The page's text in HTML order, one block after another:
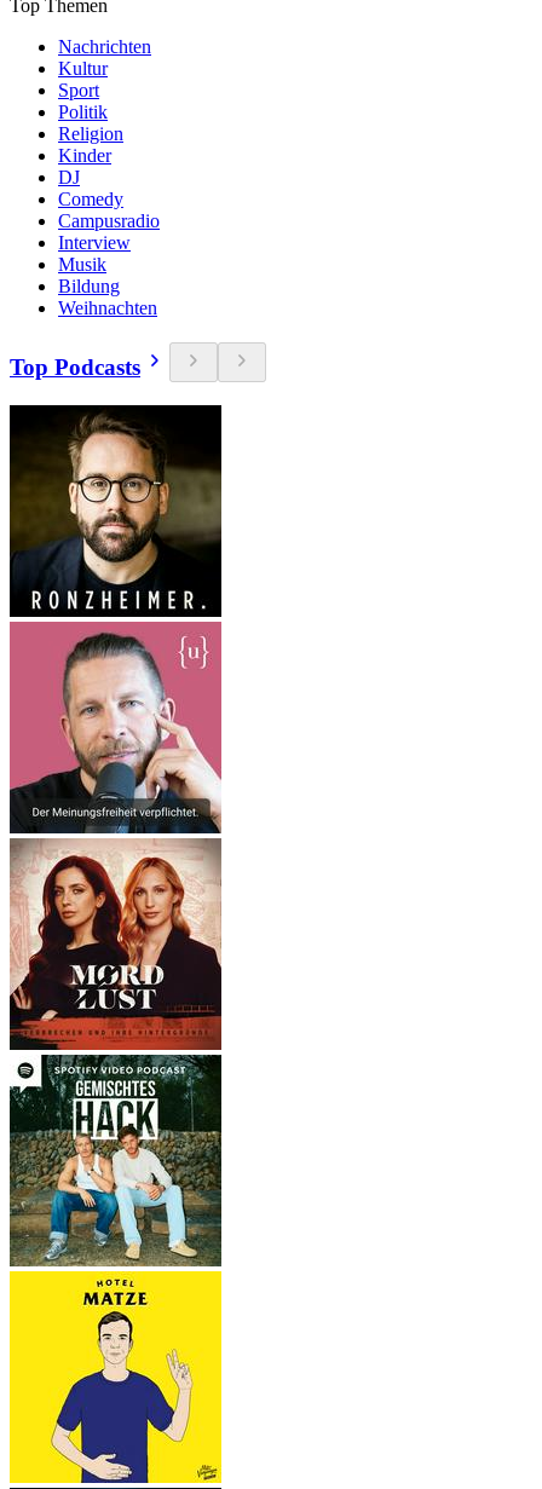
Top Themen
Nachrichten
Kultur
Sport
Politik
Religion
Kinder
DJ
Comedy
Campusradio
Interview
Musik
Bildung
Weihnachten
Top Podcasts